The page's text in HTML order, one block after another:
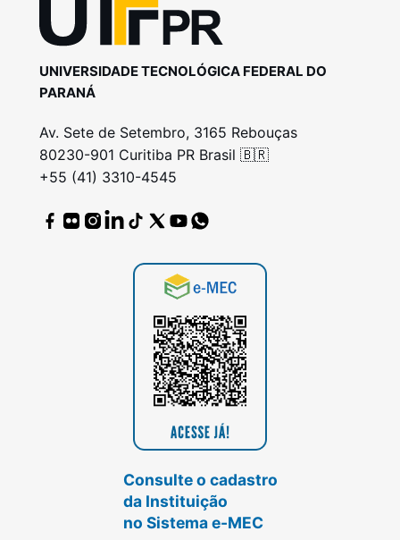
UNIVERSIDADE TECNOLÓGICA FEDERAL DO
PARANÁ
Av. Sete de Setembro, 3165 Rebouças
80230-901 Curitiba PR Brasil 🇧🇷
+55 (41) 3310-4545
Consulte o cadastro
da Instituição
no Sistema e-MEC